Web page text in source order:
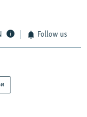
Follow us